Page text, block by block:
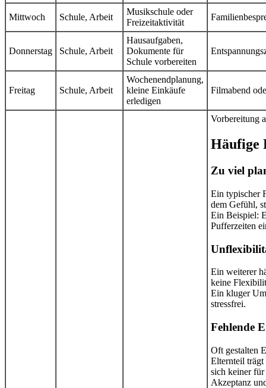
Mittwoch Schule, Arbeit
Musikschule oder
Freizeitaktivität
Donnerstag Schule, Arbeit
Hausaufgaben,
Dokumente für
Schule vorbereiten
Freitag Schule, Arbeit
Wochenendplanung,
kleine Einkäufe
erledigen
Filmabend
Vorbereitung
Häufige
Zu viel
Ein typischer
dem Gefühl,
Ein Beispiel:
Pufferzeiten
Ein weiterer
keine
Ein kluger
stressfrei.
Fehlende
Oft gestalten
Elternteil trägt
sich keiner
Akzeptanz